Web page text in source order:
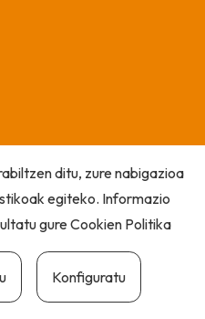
ditu, zure nabigazioa
egiteko. Informazio
gureCookien Politika
Konfiguratu